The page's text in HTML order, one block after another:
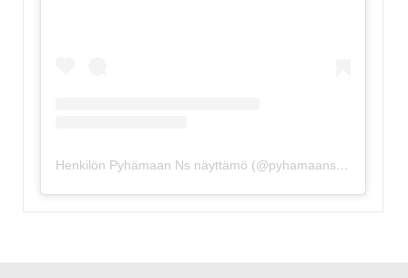
Henkilön Pyhämaan Ns näyttämö (@pyhamaansuviteatteri) jakama julkaisu